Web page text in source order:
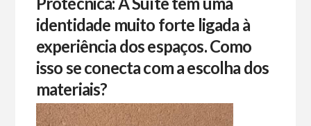
identidade muito forte ligada à
experiência dos espaços. Como
isso se conecta com a escolha dos
materiais?